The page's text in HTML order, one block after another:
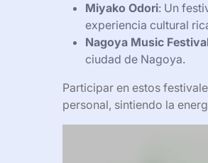
Miyako Odori: Un
experiencia cultural
Nagoya Music
ciudad de Nagoya.
Participar en estos
personal, sintiendo la